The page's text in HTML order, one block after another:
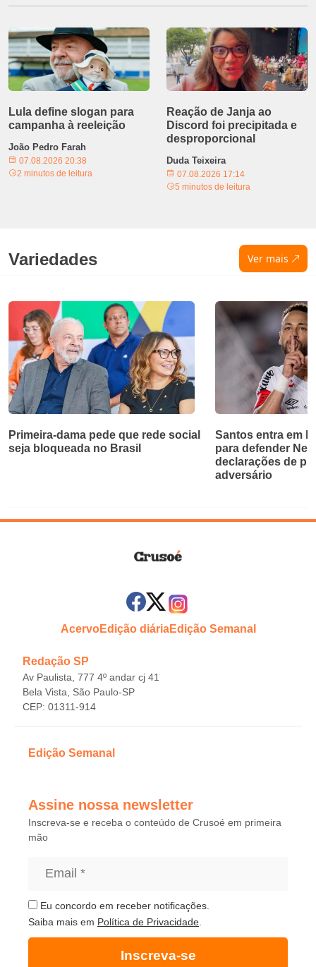
Lula define slogan para
campanha à reeleição
João Pedro Farah
07.08.2026 20:38
2 minutos de leitura
Reação de Janja ao
Discord foi precipitada e
desproporcional
Duda Teixeira
07.08.2026 17:14
5 minutos de leitura
Variedades Ver mais
Primeira-dama pede que rede social
seja bloqueada no Brasil
Santos entra em
para defender
declarações de
adversário
AcervoEdição diáriaEdição Semanal
Redação SP
Av Paulista, 777 4º andar cj 41
Bela Vista, São Paulo-SP
CEP: 01311-914
Edição Semanal
Assine nossa newsletter
Inscreva-se e receba o conteúdo de Crusoé em primeira
mão
Eu concordo em receber notificações.
Saiba mais em Política de Privacidade
Inscreva-se